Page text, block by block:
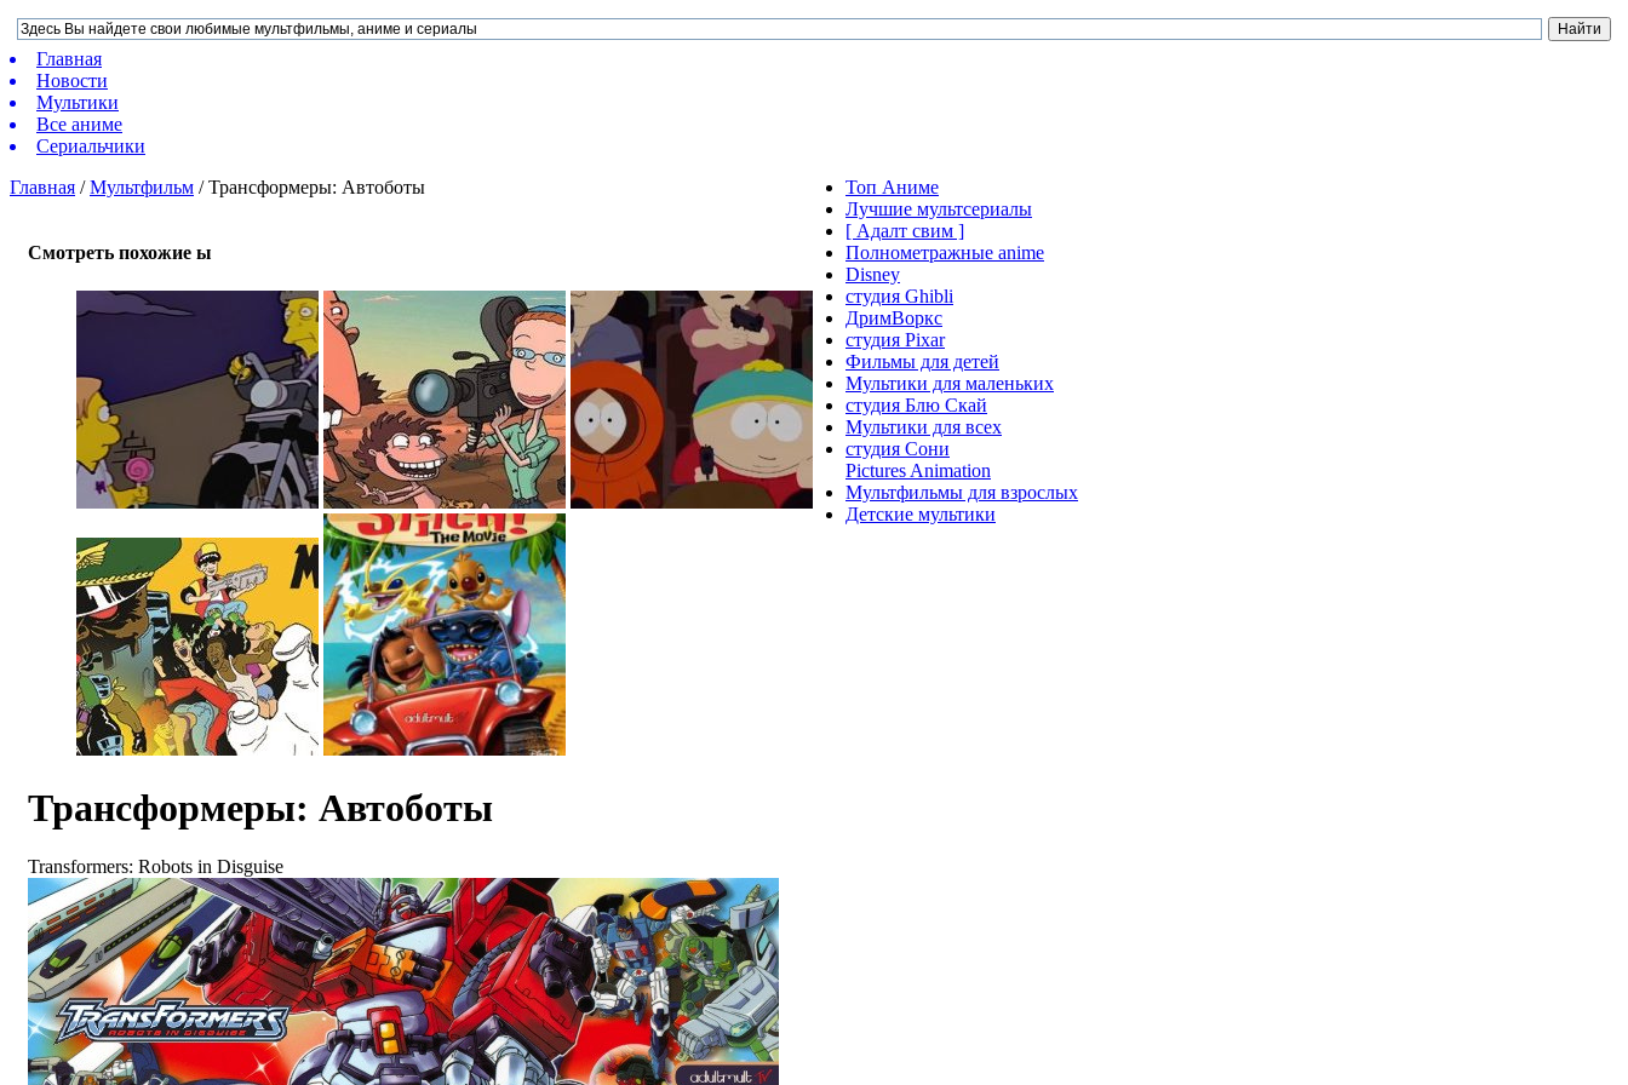
Главная
Новости
Мультики
Все аниме
Сериальчики
Главная /Мультфильм /Трансформеры: Автоботы
Смотреть похожие ы
Трансформеры: Автоботы
Transformers: Robots in Disguise
Топ Аниме
Лучшие мультсериалы
[ Адалт свим ]
Полнометражные anime
Disney
студия Ghibli
ДримВоркс
студия Pixar
Фильмы для детей
Мультики для маленьких
студия Блю Скай
Мультики для всех
студия Сони
Pictures Animation
Мультфильмы для взрослых
Детские мультики